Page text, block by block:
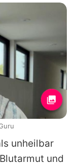
unheilbar
und